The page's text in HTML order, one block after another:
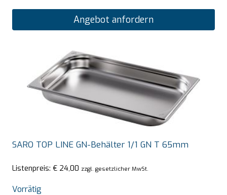
Angebot anfordern
SARO TOP LINE GN-Behälter 1/1 GN T 65mm
Listenpreis: € 24,00 zzgl. gesetzlicher MwSt.
Vorrätig